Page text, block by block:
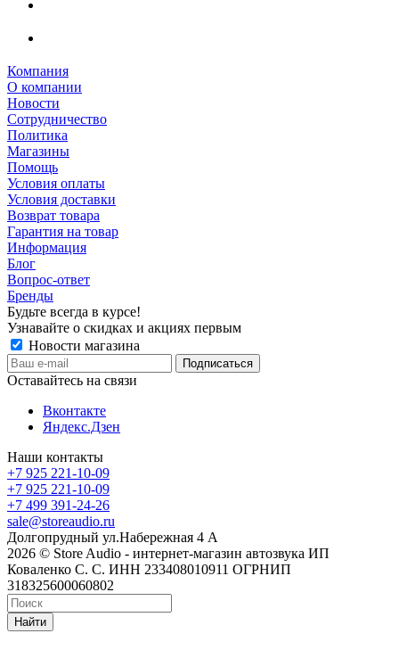
Компания
О компании
Новости
Сотрудничество
Политика
Магазины
Помощь
Условия оплаты
Условия доставки
Возврат товара
Гарантия на товар
Информация
Блог
Вопрос-ответ
Бренды
Будьте всегда в курсе!
Узнавайте о скидках и акциях первым
Новости магазина
Оставайтесь на связи
Вконтакте
Яндекс.Дзен
Наши контакты
+7 925 221-10-09
+7 925 221-10-09
+7 499 391-24-26
sale@storeaudio.ru
Долгопрудный ул.Набережная 4 А
2026 © Store Audio - интернет-магазин автозвука ИП
Коваленко С. С. ИНН 233408010911 ОГРНИП
318325600060802
Найти